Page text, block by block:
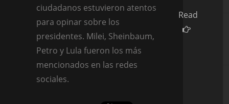
ciudadanos estuvieron atentos
para opinar sobre los
presidentes. Milei, Sheinbaum,
Petro y Lula fueron los más
mencionados en las redes
sociales.
Read